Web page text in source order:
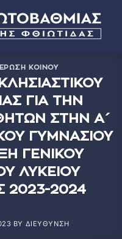
ΚΟΙΝΟΎ
ΓΙΑ ΤΗΝ
ΣΤΗΝ Α΄
ΓΥΜΝΑΣΙΟΥ
ΓΕΝΙΚΟΥ
ΛΥΚΕΙΟΥ
2023-2024
BY ΔΙΕΎΘΥΝΣΗ